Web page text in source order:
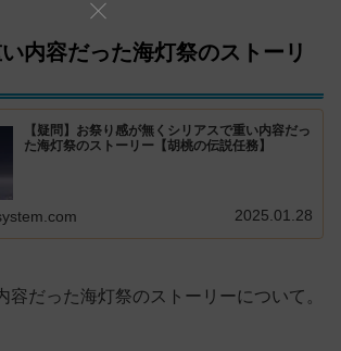
内容だった海灯祭のストーリ
【疑問】お祭り感が無くシリアスで重い内容だっ
た海灯祭のストーリー【胡桃の伝説任務】
2025.01.28
容だった海灯祭のストーリーについて。